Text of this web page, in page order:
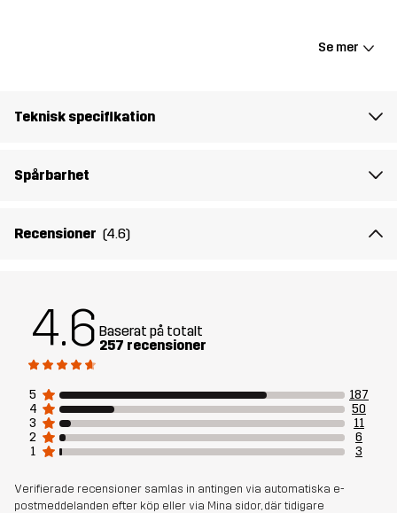
Se mer
Teknisk specifikation
Spårbarhet
Recensioner (4.6)
4.6 Baserat på totalt
257 recensioner
5
187
4
50
3
11
2
6
1
3
Verifierade recensioner samlas in antingen via automatiska e-
postmeddelanden efter köp eller via Mina sidor, där tidigare